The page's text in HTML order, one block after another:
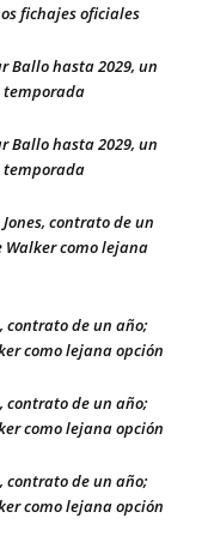
fichajes oficiales
Ballo hasta 2029, un
temporada
Ballo hasta 2029, un
temporada
contrato de un
Walker como lejana
contrato de un año;
como lejana opción
contrato de un año;
como lejana opción
contrato de un año;
como lejana opción